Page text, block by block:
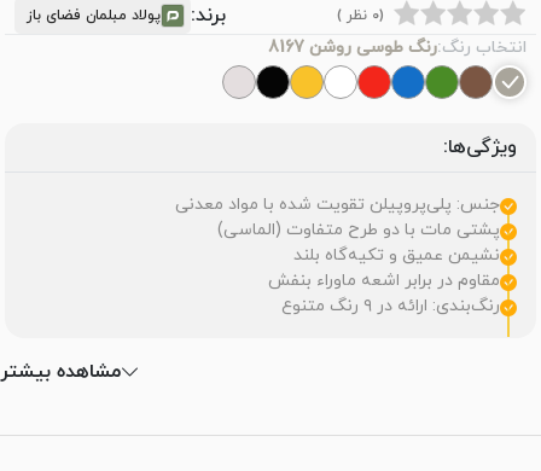
(0 نظر ) برند: پولاد مبلمان فضای باز
انتخاب رنگ:رنگ طوسی روشن 8167
ویژگی‌ها:
جنس: پلی‌پروپیلن تقویت شده با مواد معدنی
پشتی مات با دو طرح متفاوت (الماسی)
نشیمن عمیق و تکیه‌گاه بلند
مقاوم در برابر اشعه ماوراء بنفش
رنگ‌بندی: ارائه در ۹ رنگ متنوع
مشاهده بیشتر